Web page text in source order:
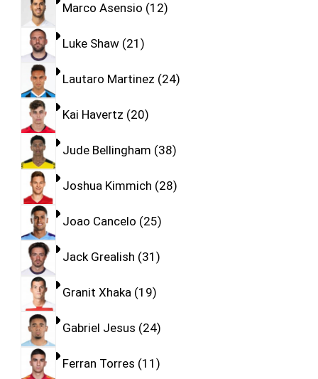
Marco Asensio 12
Luke Shaw 21
Lautaro Martinez 24
Kai Havertz 20
Jude Bellingham 38
Joshua Kimmich 28
Joao Cancelo 25
Jack Grealish 31
Granit Xhaka 19
Gabriel Jesus 24
Ferran Torres 11